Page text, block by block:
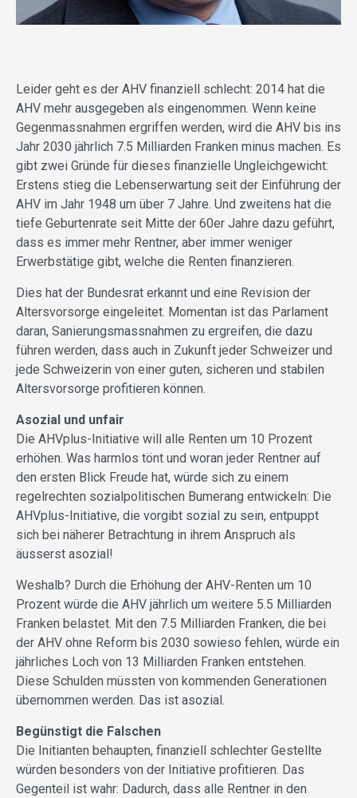
Leider geht es der AHV finanziell schlecht: 2014 hat die
AHV mehr ausgegeben als eingenommen. Wenn keine
Gegenmassnahmen ergriffen werden, wird die AHV bis ins
Jahr 2030 jährlich 7.5 Milliarden Franken minus machen. Es
gibt zwei Gründe für dieses finanzielle Ungleichgewicht:
Erstens stieg die Lebenserwartung seit der Einführung der
AHV im Jahr 1948 um über 7 Jahre. Und zweitens hat die
tiefe Geburtenrate seit Mitte der 60er Jahre dazu geführt,
dass es immer mehr Rentner, aber immer weniger
Erwerbstätige gibt, welche die Renten finanzieren.
Dies hat der Bundesrat erkannt und eine Revision der
Altersvorsorge eingeleitet. Momentan ist das Parlament
daran, Sanierungsmassnahmen zu ergreifen, die dazu
führen werden, dass auch in Zukunft jeder Schweizer und
jede Schweizerin von einer guten, sicheren und stabilen
Altersvorsorge profitieren können.
Asozial und unfair
Die AHVplus-Initiative will alle Renten um 10 Prozent
erhöhen. Was harmlos tönt und woran jeder Rentner auf
den ersten Blick Freude hat, würde sich zu einem
regelrechten sozialpolitischen Bumerang entwickeln: Die
AHVplus-Initiative, die vorgibt sozial zu sein, entpuppt
sich bei näherer Betrachtung in ihrem Anspruch als
äusserst asozial!
Weshalb? Durch die Erhöhung der AHV-Renten um 10
Prozent würde die AHV jährlich um weitere 5.5 Milliarden
Franken belastet. Mit den 7.5 Milliarden Franken, die bei
der AHV ohne Reform bis 2030 sowieso fehlen, würde ein
jährliches Loch von 13 Milliarden Franken entstehen.
Diese Schulden müssten von kommenden Generationen
übernommen werden. Das ist asozial.
Begünstigt die Falschen
Die Initianten behaupten, finanziell schlechter Gestellte
würden besonders von der Initiative profitieren. Das
Gegenteil ist wahr: Dadurch, dass alle Rentner in den